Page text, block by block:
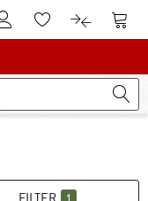
Til kundekontoenTil huskesedlen.
Til Til